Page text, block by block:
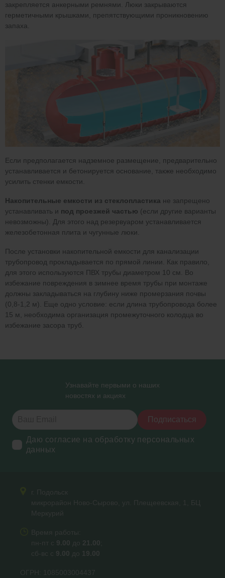
закрепляется анкерными ремнями. Люки закрываются
герметичными крышками, препятствующими проникновению
запаха.
Если предполагается надземное размещение, предварительно
устанавливается и бетонируется основание, также необходимо
усилить стенки емкости.
Накопительные емкости из стеклопластика не запрещено
устанавливать и под проезжей частью (если другие варианты
невозможны). Для этого над резервуаром устанавливается
железобетонная плита и чугунные люки.
После установки накопительной емкости для канализации
трубопровод прокладывается по прямой линии. Как правило,
для этого используются ПВХ трубы диаметром 10 см. Во
избежание повреждения в зимнее время трубы при монтаже
должны закладываться на глубину ниже промерзания почвы
(0,8-1,2 м). Еще одно условие: если длина трубопровода более
15 м, необходима организация промежуточного колодца во
избежание засора труб.
Узнавайте первыми о наших
новостях и акциях
Подписаться
Даю согласие на обработку персональных
данных